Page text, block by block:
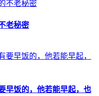
老秘密
早饭的，他若能早起，也